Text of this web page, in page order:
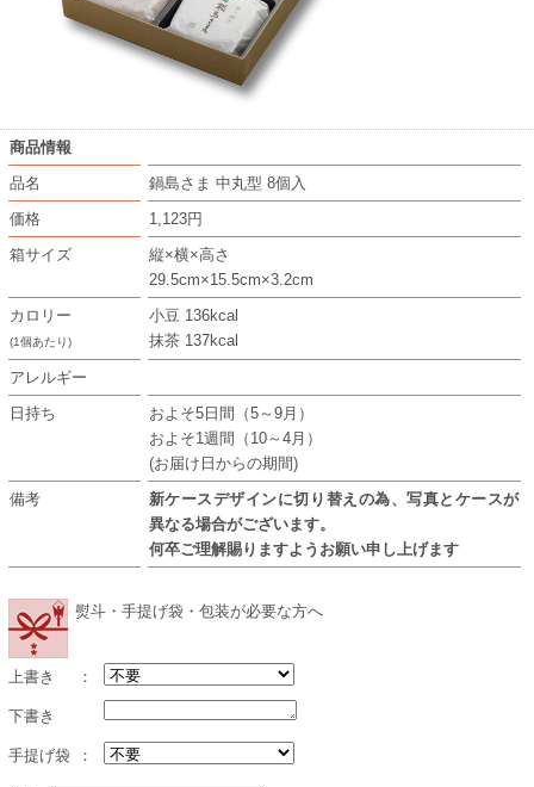
商品情報
品名
鍋島さま 中丸型 8個入
価格
1,123円
箱サイズ
縦×横×高さ
29.5cm×15.5cm×3.2cm
カロリー
(1個あたり)
小豆 136kcal
抹茶 137kcal
アレルギー
日持ち
およそ5日間（5～9月）
およそ1週間（10～4月）
(お届け日からの期間)
備考
新ケースデザインに切り替えの為、写真とケースが
異なる場合がございます。
何卒ご理解賜りますようお願い申し上げます
熨斗・手提げ袋・包装が必要な方へ
上書き ：
下書き
手提げ袋 ：